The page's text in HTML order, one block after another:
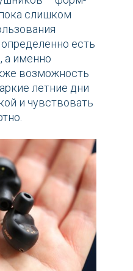
слишком
есть
а именно
возможность
летние дни
и чувствовать